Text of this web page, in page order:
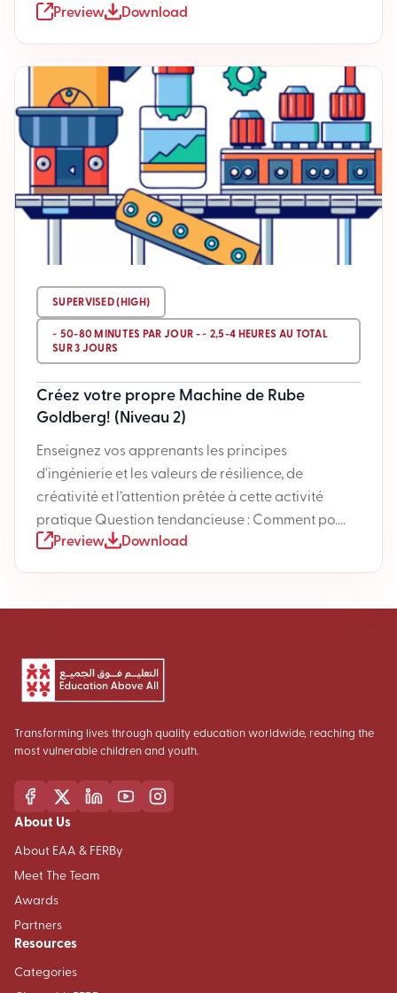
Preview Download
SUPERVISED (HIGH)
~ 50-80 MINUTES PAR JOUR - ~ 2,5-4 HEURES AU TOTAL
SUR 3 JOURS
Créez votre propre Machine de Rube
Goldberg! (Niveau 2)
Enseignez vos apprenants les principes
d'ingénierie et les valeurs de résilience, de
créativité et l’attention prêtée à cette activité
pratique Question tendancieuse : Comment po....
Preview Download
Transforming lives through quality education worldwide, reaching the
most vulnerable children and youth.
About Us
About EAA & FERBy
Meet The Team
Awards
Partners
Resources
Categories